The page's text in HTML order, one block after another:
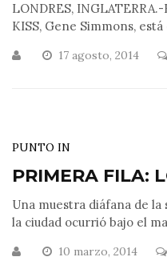
LONDRES,
KISS, Gene Simmons,
17 agosto, 2014
PUNTO IN
PRIMERA FILA:
Una muestra diáfana de
la ciudad ocurrió bajo el
10 marzo, 2014